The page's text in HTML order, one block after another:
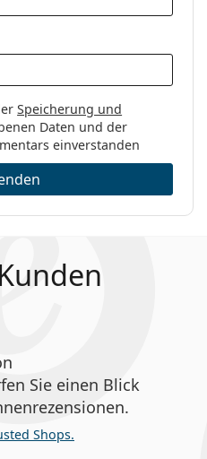
Blue Tortoise
Speicherung und
Daten und der
einverstanden
Sie einen Blick
Shops.